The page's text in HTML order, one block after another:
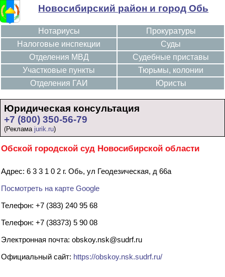
Новосибирский район и город Обь
Нотариусы
Налоговые инспекции
Отделения МВД
Участковые пункты
Отделения ГАИ
Прокуратуры
Суды
Судебные приставы
Тюрьмы, колонии
Юристы
Юридическая консультация
+7 (800) 350-56-79
(Реклама jurik.ru)
Обской городской суд Новосибирской области
Адрес: 6 3 3 1 0 2 г. Обь, ул Геодезическая, д 66а
Посмотреть на карте Google
Телефон: +7 (383) 240 95 68
Телефон: +7 (38373) 5 90 08
Электронная почта: obskoy.nsk@sudrf.ru
Официальный сайт: https://obskoy.nsk.sudrf.ru/